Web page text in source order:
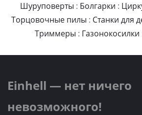
Шуруповерты : Болгарки :
Торцовочные пилы : Станки для
Триммеры : Газонокосилки
Einhell — нет ничего
невозможного!